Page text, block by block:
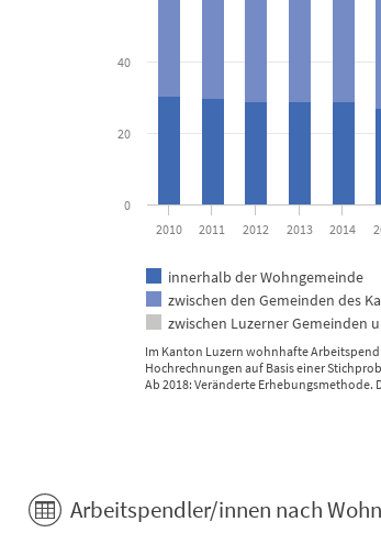
Im Kanton Luzern wohnhafte
Hochrechnungen auf Basis einer
Ab 2018: Veränderte
innerhalb der Wohngemeinde
zwischen den Gemeinden des
zwischen Luzerner Gemeinden
2010 2011 2012 2013 2014
0
20
40
Arbeitspendler/innen nach